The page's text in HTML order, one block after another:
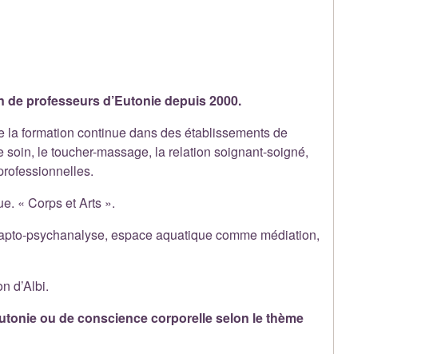
professeurs d’Eutonie depuis 2000.
formation continue dans des établissements de
le toucher-massage, la relation soignant-soigné,
« Corps et Arts ».
psychanalyse, espace aquatique comme médiation,
d’Albi.
ou de conscience corporelle selon le thème